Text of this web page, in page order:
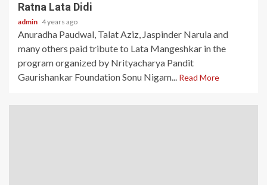
Ratna Lata Didi
admin 4 years ago
Anuradha Paudwal, Talat Aziz, Jaspinder Narula and
many others paid tribute to Lata Mangeshkar in the
program organized by Nrityacharya Pandit
Gaurishankar Foundation Sonu Nigam... Read More